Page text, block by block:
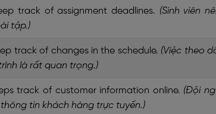
track of assignment deadlines. (Sinh viên
tập.)
track of changes in the schedule. (Việc theo
là rất quan trọng.)
track of customer information online. (Đội
tin khách hàng trực tuyến.)